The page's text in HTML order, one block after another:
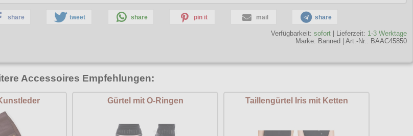
share tweet share pin it mail share
Verfügbarkeit: sofort | Lieferzeit: 1-3 Werktage
Marke: Banned Art.-Nr.: BAAC45850
Accessoires Empfehlungen:
Gürtel mit O-Ringen Taillengürtel Iris mit Ketten